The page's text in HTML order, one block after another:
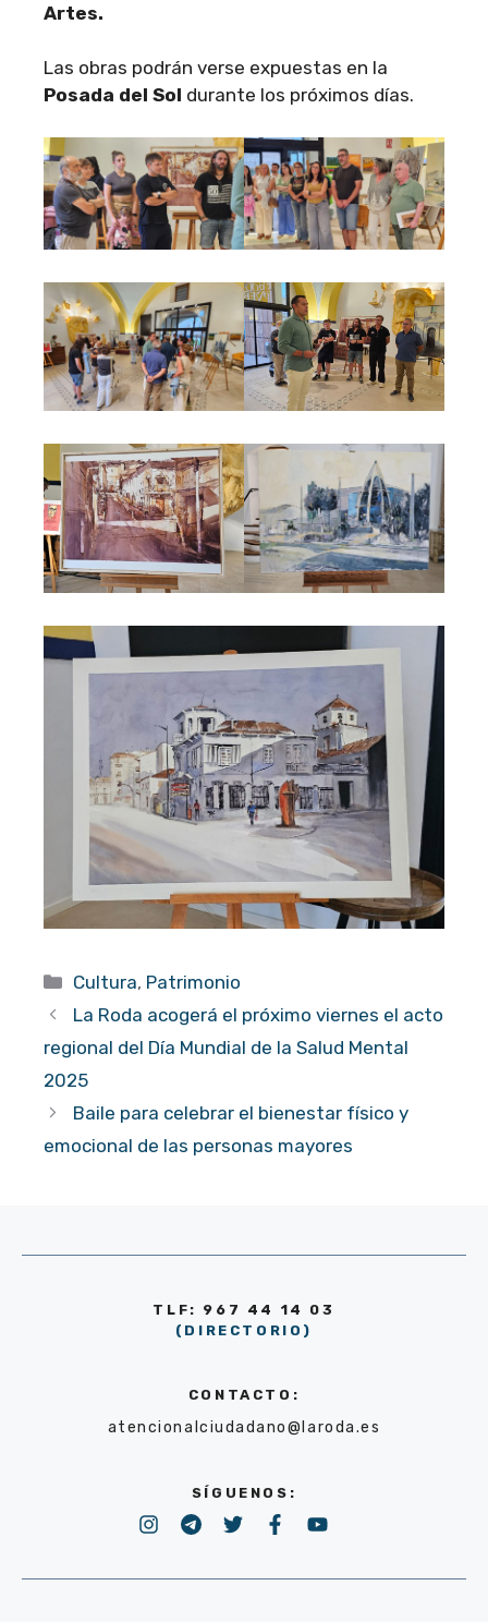
Artes.
Las obras podrán verse expuestas en la
Posada del Sol durante los próximos días.
Categorías
Cultura, Patrimonio
La Roda acogerá el próximo viernes el acto
regional del Día Mundial de la Salud Mental
2025
Baile para celebrar el bienestar físico y
emocional de las personas mayores
TLF: 967 44 14 03
(DIRECTORIO)
CONTACTO:
atencionalciudadano@laroda.es
SÍGUENOS: